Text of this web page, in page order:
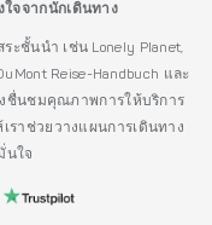
จจากนักเดินทาง
ะชั้นนำ เช่น Lonely Planet,
Reise-Handbuch และ
งชื่นชมคุณภาพการให้บริการ
ราช่วยวางแผนการเดินทาง
นใจ